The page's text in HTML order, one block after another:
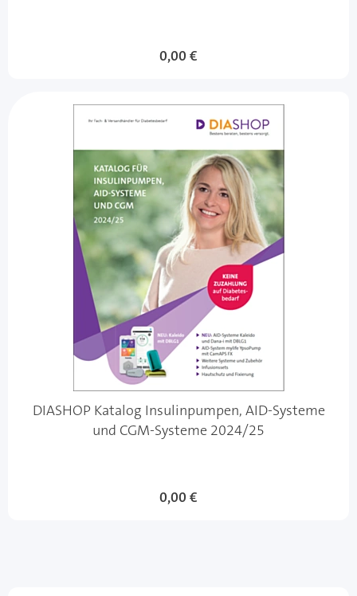
0,00 €
DIASHOP Katalog Insulinpumpen, AID-Systeme
und CGM-Systeme 2024/25
0,00 €